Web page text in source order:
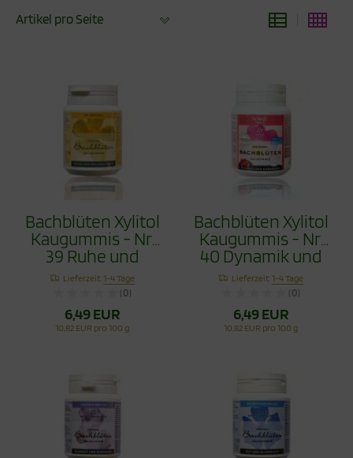
Artikel pro Seite
Bachblüten Xylitol
Kaugummis - Nr.
39 Ruhe und
Gelassenheit 60g
Lieferzeit:1-4 Tage
(0)
6,49 EUR
10,82 EUR pro 100 g
Bachblüten Xylitol
Kaugummis - Nr.
40 Dynamik und
Ausdauer 60g
Lieferzeit:1-4 Tage
(0)
6,49 EUR
10,82 EUR pro 100 g